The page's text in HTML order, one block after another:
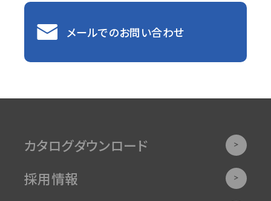
メールでのお問い合わせ
カタログダウンロード
採用情報